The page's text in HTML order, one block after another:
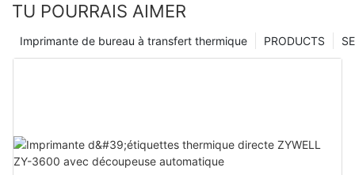
TU POURRAIS AIMER
PRODUCTS
Imprimante de bureau à transfert thermique